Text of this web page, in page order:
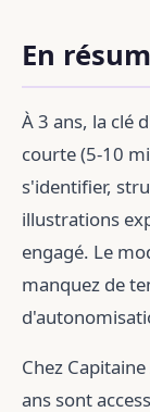
En
À 3 ans, la clé
courte (5-10
s'identifier,
illustrations
engagé. Le
manquez de
Chez
ans sont